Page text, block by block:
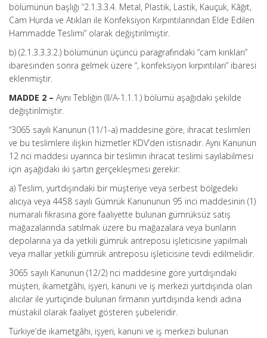
bölümünün başlığı “2.1.3.3.4. Metal, Plastik, Lastik, Kauçuk, Kâğıt,
Cam Hurda ve Atıkları ile Konfeksiyon Kırpıntılarından Elde Edilen
Hammadde Teslimi” olarak değiştirilmiştir.
b) (2.1.3.3.3.2.) bölümünün üçüncü paragrafındaki “cam kırıkları”
ibaresinden sonra gelmek üzere “, konfeksiyon kırpıntıları” ibaresi
eklenmiştir.
MADDE 2 – Aynı Tebliğin (II/A-1.1.1.) bölümü aşağıdaki şekilde
değiştirilmiştir.
“3065 sayılı Kanunun (11/1-a) maddesine göre, ihracat teslimleri
ve bu teslimlere ilişkin hizmetler KDV’den istisnadır. Aynı Kanunun
12 nci maddesi uyarınca bir teslimin ihracat teslimi sayılabilmesi
için aşağıdaki iki şartın gerçekleşmesi gerekir:
a) Teslim, yurtdışındaki bir müşteriye veya serbest bölgedeki
alıcıya veya 4458 sayılı Gümrük Kanununun 95 inci maddesinin (1)
numaralı fıkrasına göre faaliyette bulunan gümrüksüz satış
mağazalarında satılmak üzere bu mağazalara veya bunların
depolarına ya da yetkili gümrük antreposu işleticisine yapılmalı
veya mallar yetkili gümrük antreposu işleticisine tevdi edilmelidir.
3065 sayılı Kanunun (12/2) nci maddesine göre yurtdışındaki
müşteri, ikametgâhı, işyeri, kanuni ve iş merkezi yurtdışında olan
alıcılar ile yurtiçinde bulunan firmanın yurtdışında kendi adına
müstakil olarak faaliyet gösteren şubeleridir.
Türkiye’de ikametgâhı, işyeri, kanuni ve iş merkezi bulunan